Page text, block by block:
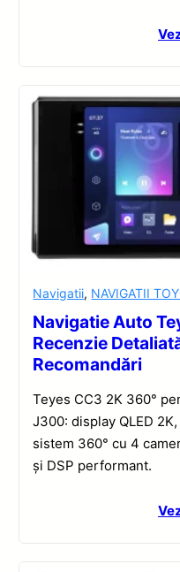
Navigatii, NAVIGATII
Navigatie Auto
Recenzie
Recomandări
Teyes CC3 2K 360°
J300: display QLED
sistem 360° cu 4
și DSP performant.